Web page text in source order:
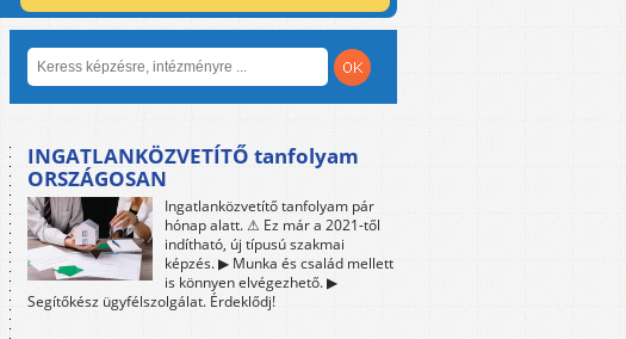
INGATLANKÖZVETÍTŐ tanfolyam
ORSZÁGOSAN
Ingatlanközvetítő tanfolyam pár
hónap alatt. ⚠ Ez már a 2021-től
indítható, új típusú szakmai
képzés. ▶ Munka és család mellett
is könnyen elvégezhető. ▶
Segítőkész ügyfélszolgálat. Érdeklődj!